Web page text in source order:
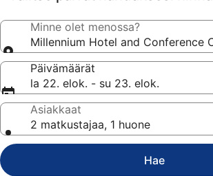
Minne olet menossa?
Millennium Hotel and Conference
Päivämäärät
la 22. elok. - su 23. elok.
Asiakkaat
2 matkustajaa, 1 huone
Hae